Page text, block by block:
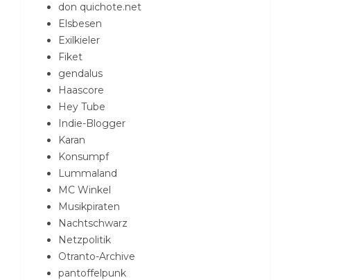
don quichote.net
Elsbesen
Exilkieler
Fiket
gendalus
Haascore
Hey Tube
Indie-Blogger
Karan
Konsumpf
Lummaland
MC Winkel
Musikpiraten
Nachtschwarz
Netzpolitik
Otranto-Archive
pantoffelpunk